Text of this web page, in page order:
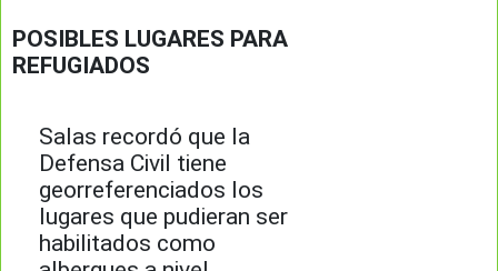
POSIBLES LUGARES PARA
REFUGIADOS
Salas recordó que la
Defensa Civil tiene
georreferenciados los
lugares que pudieran ser
habilitados como